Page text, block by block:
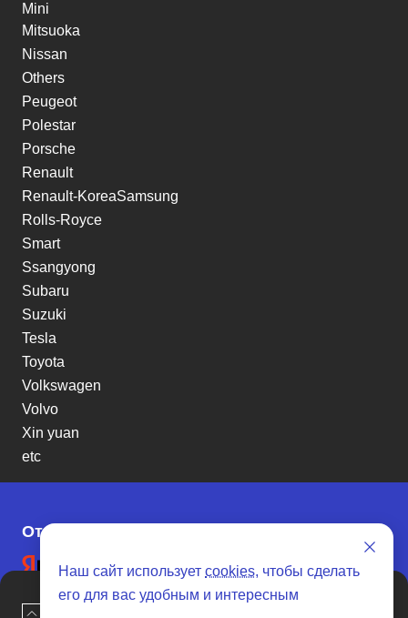
Mini
Mitsuoka
Nissan
Others
Peugeot
Polestar
Porsche
Renault
Renault-KoreaSamsung
Rolls-Royce
Smart
Ssangyong
Subaru
Suzuki
Tesla
Toyota
Volkswagen
Volvo
Xin yuan
etc
Отзывы о SENAT CARS
Наш сайт использует cookies, чтобы сделать
его для вас удобным и интересным